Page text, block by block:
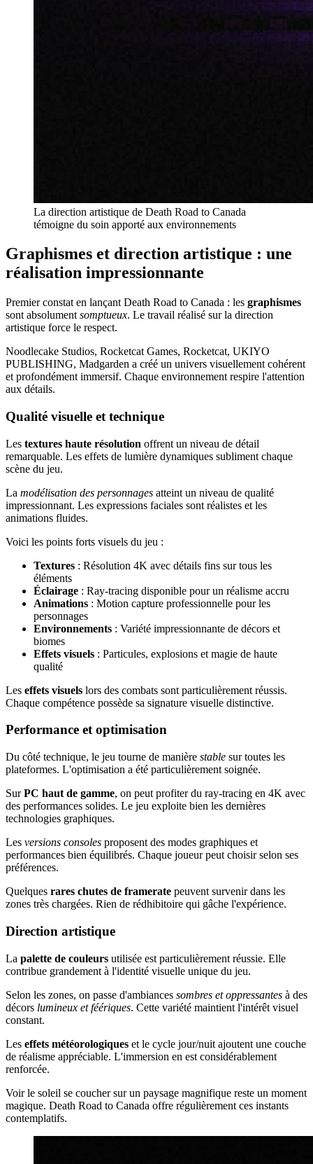
La direction artistique de Death Road to Canada
témoigne du soin apporté aux environnements
Graphismes et direction artistique : une
réalisation impressionnante
Premier constat en lançant Death Road to Canada : les graphismes
sont absolument somptueux. Le travail réalisé sur la direction
artistique force le respect.
Noodlecake Studios, Rocketcat Games, Rocketcat, UKIYO
PUBLISHING, Madgarden a créé un univers visuellement cohérent
et profondément immersif. Chaque environnement respire l'attention
aux détails.
Qualité visuelle et technique
Les textures haute résolution offrent un niveau de détail
remarquable. Les effets de lumière dynamiques subliment chaque
scène du jeu.
La modélisation des personnages atteint un niveau de qualité
impressionnant. Les expressions faciales sont réalistes et les
animations fluides.
Voici les points forts visuels du jeu :
Textures : Résolution 4K avec détails fins sur tous les
éléments
Éclairage : Ray-tracing disponible pour un réalisme accru
Animations : Motion capture professionnelle pour les
personnages
Environnements : Variété impressionnante de décors et
biomes
Effets visuels : Particules, explosions et magie de haute
qualité
Les effets visuels lors des combats sont particulièrement réussis.
Chaque compétence possède sa signature visuelle distinctive.
Performance et optimisation
Du côté technique, le jeu tourne de manière stable sur toutes les
plateformes. L'optimisation a été particulièrement soignée.
SurPC haut de gamme, on peut profiter du ray-tracing en 4K avec
des performances solides. Le jeu exploite bien les dernières
technologies graphiques.
Les versions consoles proposent des modes graphiques et
performances bien équilibrés. Chaque joueur peut choisir selon ses
préférences.
Quelques rares chutes de framerate peuvent survenir dans les
zones très chargées. Rien de rédhibitoire qui gâche l'expérience.
Direction artistique
La palette de couleurs utilisée est particulièrement réussie. Elle
contribue grandement à l'identité visuelle unique du jeu.
Selon les zones, on passe d'ambiances sombres et oppressantes à des
décors lumineux et féériques. Cette variété maintient l'intérêt visuel
constant.
Les effets météorologiques et le cycle jour/nuit ajoutent une couche
de réalisme appréciable. L'immersion en est considérablement
renforcée.
Voir le soleil se coucher sur un paysage magnifique reste un moment
magique. Death Road to Canada offre régulièrement ces instants
contemplatifs.